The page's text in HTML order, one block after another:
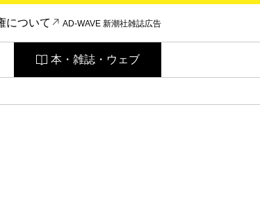
について AD-WAVE 新潮社雑誌広告
本・雑誌・ウェブ